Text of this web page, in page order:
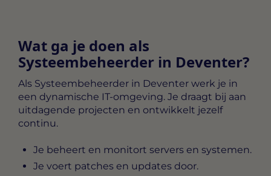
Wat ga je doen als
Systeembeheerder in Deventer?
Als Systeembeheerder in Deventer werk je in
een dynamische IT-omgeving. Je draagt bij aan
uitdagende projecten en ontwikkelt jezelf
continu.
Je beheert en monitort servers en systemen.
Je voert patches en updates door.